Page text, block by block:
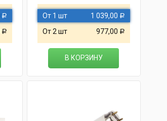
Р
Р
От 1 шт 1 039,00 Р
От 2 шт 977,00 Р
В КОРЗИНУ